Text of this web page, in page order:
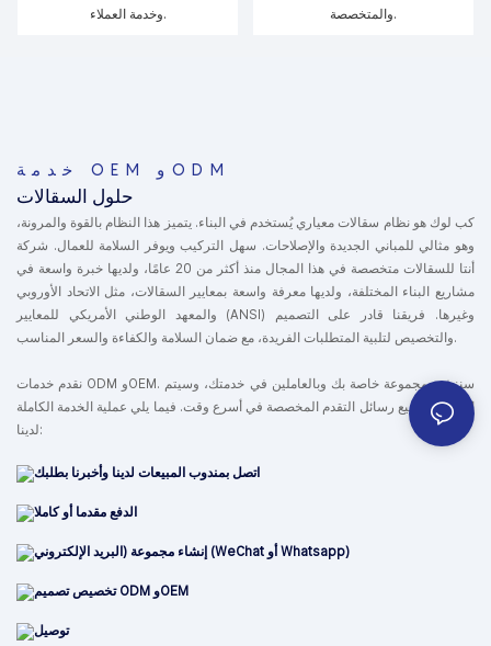
وخدمة العملاء.
والمتخصصة.
خدمة OEM وODM
حلول السقالات
كب لوك هو نظام سقالات معياري يُستخدم في البناء. يتميز هذا النظام بالقوة والمرونة،
وهو مثالي للمباني الجديدة والإصلاحات. سهل التركيب ويوفر السلامة للعمال. شركة
أنتا للسقالات متخصصة في هذا المجال منذ أكثر من 20 عامًا، ولديها خبرة واسعة في
مشاريع البناء المختلفة، ولديها معرفة واسعة بمعايير السقالات، مثل الاتحاد الأوروبي
والمعهد الوطني الأمريكي للمعايير (ANSI) وغيرها. فريقنا قادر على التصميم
والتخصيص لتلبية المتطلبات الفريدة، مع ضمان السلامة والكفاءة والسعر المناسب.
نقدم خدمات ODM وOEM. سننشئ مجموعة خاصة بك وبالعاملين في خدمتك، وسيتم
الرد على جميع رسائل التقدم المخصصة في أسرع وقت. فيما يلي عملية الخدمة الكاملة
لدينا:
اتصل بمندوب المبيعات لدينا وأخبرنا بطلبك
الدفع مقدما أو كاملا
إنشاء مجموعة (البريد الإلكتروني (WeChat أو Whatsapp)
تخصيص تصميم ODM وOEM
توصيل